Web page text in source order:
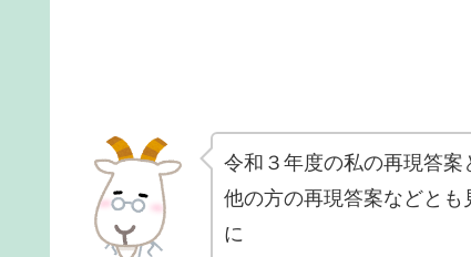
令和３年度の私の再現答案
他の方の再現答案などと
に